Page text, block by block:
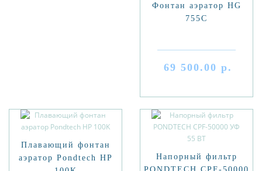
Фонтан аэратор HG
755C
69 500.00 р.
Плавающий фонтан
аэратор Pondtech HP
Напорный фильтр